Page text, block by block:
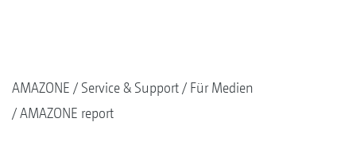
AMAZONE Service & Support
Für Medien
AMAZONE report